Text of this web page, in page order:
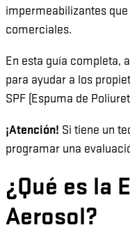
impermeabilizantes
comerciales.
En esta guía completa,
para ayudar a los
SPF (Espuma de
¡Atención! Si tiene un
programar una
¿Qué es la
Aerosol?